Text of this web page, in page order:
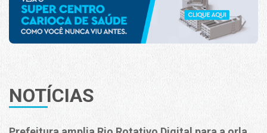
NOTÍCIAS